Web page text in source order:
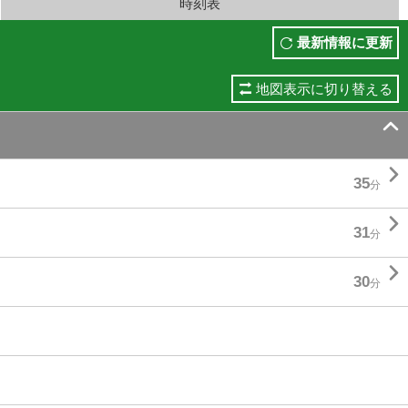
時刻表
最新情報に更新
地図表示に切り替える

35分 
31分 
30分 